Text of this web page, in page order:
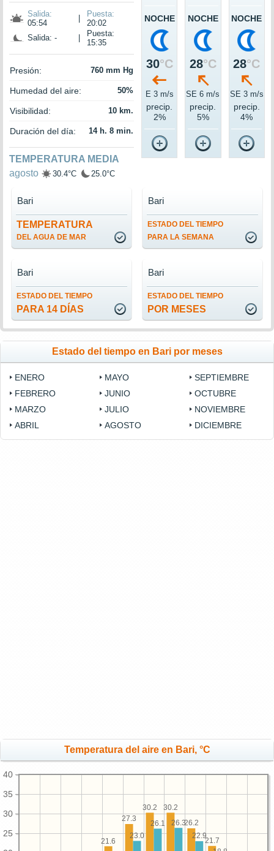
Salida:
05:54
Puesta:
20:02
Salida: -
Puesta:
15:35
Presión: 760 mm Hg
Humedad del aire: 50%
Visibilidad: 10 km.
Duración del día: 14 h. 8 min.
TEMPERATURA MEDIA
agosto
30.4°C 25.0°C
NOCHE
30°C
E 3 m/s
precip.
2%
NOCHE
28°C
SE 6 m/s
precip.
5%
NOCHE
28°C
SE 3 m/s
precip.
4%
TEMPERATURA
DEL AGUA DE MAR
Bari
ESTADO DEL TIEMPO
PARA LA SEMANA
Bari
ESTADO DEL TIEMPO
PARA 14 DÍAS
Bari
ESTADO DEL TIEMPO
POR MESES
Bari
Estado del tiempo en Bari por meses
ENERO
FEBRERO
MARZO
ABRIL
MAYO
JUNIO
JULIO
AGOSTO
SEPTIEMBRE
OCTUBRE
NOVIEMBRE
DICIEMBRE
Temperatura del aire en Bari, °C
25
30
35
40
21.7
26.2
30.2
30.2
27.3
21.6
22.9
26.3
26.1
23.0